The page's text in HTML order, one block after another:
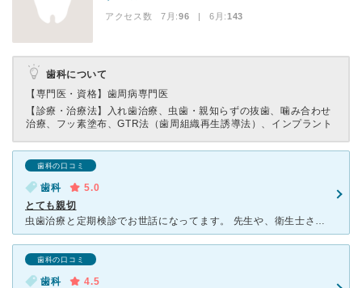
アクセス数 7月:96 | 6月:143
歯科について
【専門医・資格】 歯周病専門医
【診療・治療法】
入れ歯治療、虫歯・親知らずの抜歯、噛み合わせ
治療、フッ素塗布、GTR法（歯周組織再生誘導法）、インプラント
歯科の口コミ
歯科
5.0
とても親切
虫歯治療と定期検診でお世話になってます。 先生や、衛生士さん、受付の方、みなさんとても丁寧で親切な方ばかりです。主人もわたしも昔から歯医者が嫌いでなかなか定期的に検診に行くことが出来ずにいたのですが
歯科の口コミ
歯科
4.5